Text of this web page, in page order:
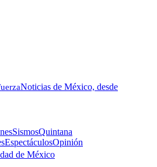
Noticias de México, desde
SismosQuintana
EspectáculosOpinión
de México